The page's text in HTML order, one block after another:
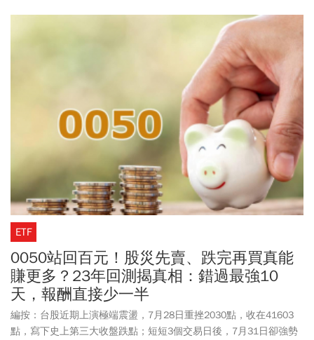
（7日）、和平紀念日（3日）、兒童節及清明節（4日）、勞動節
（3日）、國慶日（3日）、臺灣光復暨金門古寧頭大捷紀念日（3
日）及行憲紀念日（3日）等。另外，117年1月1日開國紀念日適逢
星期六，於116年12月31日（星期五）補假。2027年過年確定只放7
天，從小年夜2/4（四）到2/10（三），除夕為2/5（五），至於家
長關心2027寒假時間，寒假行事曆依規定寒假天數21日為限，寒假
日期為1/21（四）至2/10（三），開學日為2/11（四）。過年春節
如果想連休，要怎麼安排請假、甚至只要請2天連休11天！2027年
連假有幾個、如何安排特休、搶先訂機票，必看2027年（116年）
ETF
0050站回百元！股災先賣、跌完再買真能
賺更多？23年回測揭真相：錯過最強10
天，報酬直接少一半
編按：台股近期上演極端震盪，7月28日重挫2030點，收在41603
點，寫下史上第三大收盤跌點；短短3個交易日後，7月31日卻強勢